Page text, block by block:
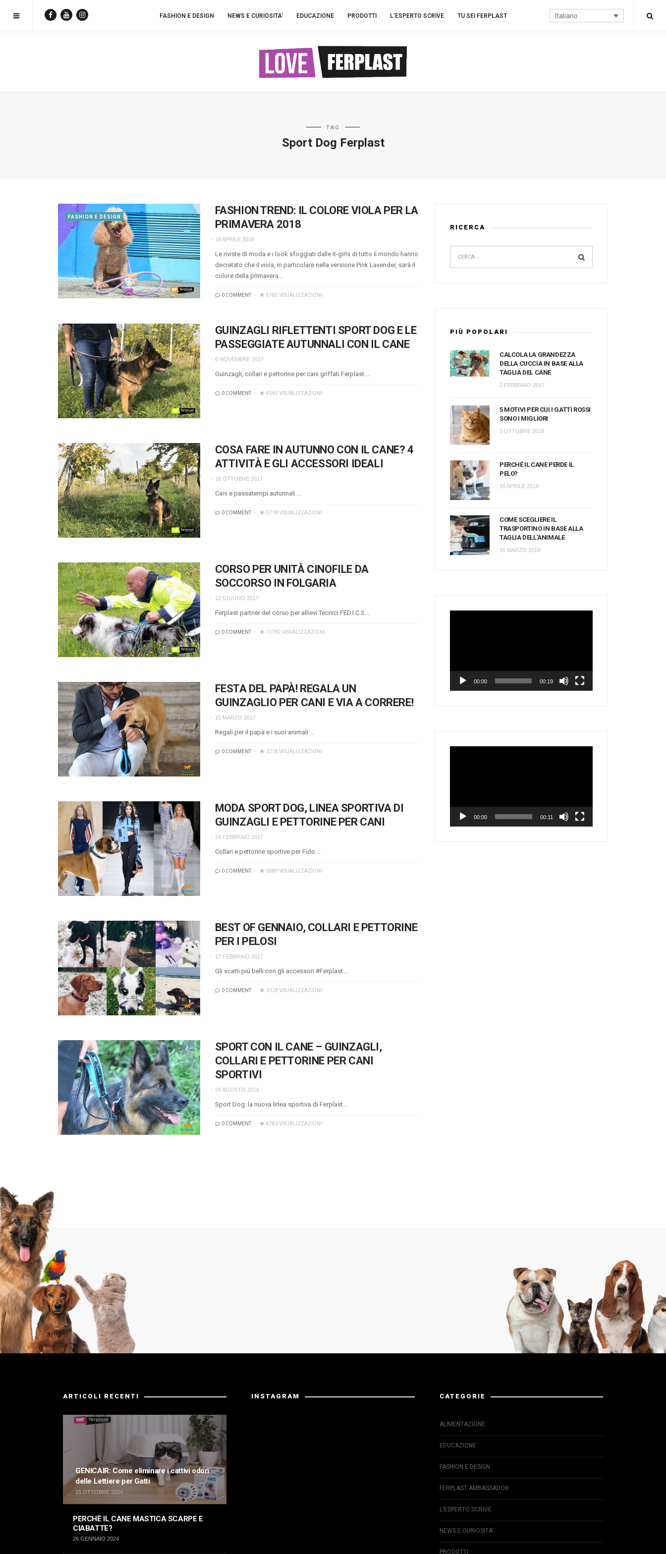
Italiano
FASHION E DESIGN NEWS E CURIOSITA’ EDUCAZIONE PRODOTTI L’ESPERTO SCRIVE TU SEI FERPLAST
TAG
Sport Dog Ferplast
FASHION E DESIGN
FASHION TREND: IL COLORE VIOLA PER LA
PRIMAVERA 2018
18 APRILE 2018
Le riviste di moda e i look sfoggiati dalle it-girls di tutto il mondo hanno
decretato che il viola, in particolare nella versione Pink Lavender, sarà il
colore della primavera…
0 COMMENT 5185 VISUALIZZAZIONI
GUINZAGLI RIFLETTENTI SPORT DOG E LE
PASSEGGIATE AUTUNNALI CON IL CANE
6 NOVEMBRE 2017
Guinzagli, collari e pettorine per cani griffati Ferplast …
0 COMMENT 4545 VISUALIZZAZIONI
COSA FARE IN AUTUNNO CON IL CANE? 4
ATTIVITÀ E GLI ACCESSORI IDEALI
18 OTTOBRE 2017
Cani e passatempi autunnali …
0 COMMENT 5718 VISUALIZZAZIONI
CORSO PER UNITÀ CINOFILE DA
SOCCORSO IN FOLGARIA
12 GIUGNO 2017
Ferplast partner del corso per allievi Tecnici FED.I.C.S.…
0 COMMENT 11782 VISUALIZZAZIONI
FESTA DEL PAPÀ! REGALA UN
GUINZAGLIO PER CANI E VIA A CORRERE!
15 MARZO 2017
Regali per il papà e i suoi animali …
0 COMMENT 3218 VISUALIZZAZIONI
MODA SPORT DOG, LINEA SPORTIVA DI
GUINZAGLI E PETTORINE PER CANI
24 FEBBRAIO 2017
Collari e pettorine sportive per Fido …
0 COMMENT 6589 VISUALIZZAZIONI
BEST OF GENNAIO, COLLARI E PETTORINE
PER I PELOSI
17 FEBBRAIO 2017
Gli scatti più belli con gli accessori #Ferplast …
0 COMMENT 3328 VISUALIZZAZIONI
SPORT CON IL CANE – GUINZAGLI,
COLLARI E PETTORINE PER CANI
SPORTIVI
24 AGOSTO 2016
Sport Dog: la nuova linea sportiva di Ferplast …
0 COMMENT 8783 VISUALIZZAZIONI
RICERCA
PIÙ POPOLARI
CALCOLA LA GRANDEZZA
DELLA CUCCIA IN BASE ALLA
TAGLIA DEL CANE
2 FEBBRAIO 2017
5 MOTIVI PER CUI I GATTI ROSSI
SONO I MIGLIORI
3 OTTOBRE 2018
PERCHÉ IL CANE PERDE IL
PELO?
16 APRILE 2018
COME SCEGLIERE IL
TRASPORTINO IN BASE ALLA
TAGLIA DELL’ANIMALE
16 MARZO 2018
00:00 00:19
00:00 00:11
ARTICOLI RECENTI
GENICAIR: Come eliminare i cattivi odori
delle Lettiere per Gatti
15 OTTOBRE 2024
PERCHÈ IL CANE MASTICA SCARPE E
CIABATTE?
26 GENNAIO 2024
INSTAGRAM CATEGORIE
ALIMENTAZIONE
EDUCAZIONE
FASHION E DESIGN
FERPLAST AMBASSADOR
L'ESPERTO SCRIVE
NEWS E CURIOSITA'
PRODOTTI